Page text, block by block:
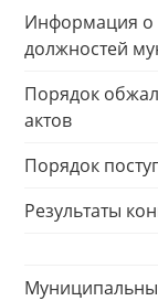
Информация о
должностей
Порядок
актов
Порядок
Результаты